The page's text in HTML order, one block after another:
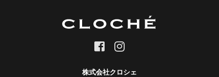
株式会社クロシェ